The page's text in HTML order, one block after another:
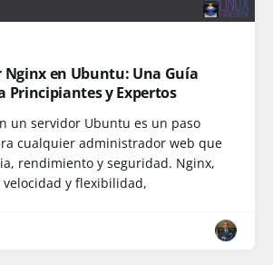
Nginx en Ubuntu: Una Guía
Principiantes y Expertos
un servidor Ubuntu es un paso
cualquier administrador web que
rendimiento y seguridad. Nginx,
y flexibilidad,